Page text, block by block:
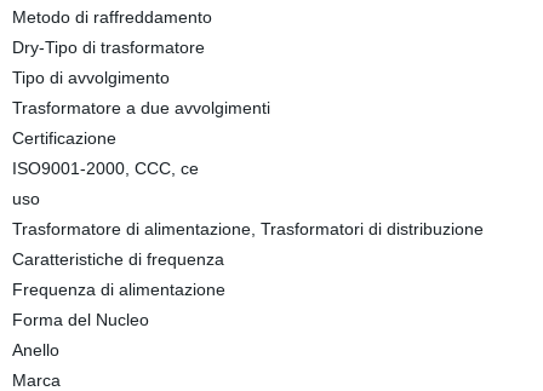
Metodo di raffreddamento
Dry-Tipo di trasformatore
Tipo di avvolgimento
Trasformatore a due avvolgimenti
Certificazione
ISO9001-2000, CCC, ce
uso
Trasformatore di alimentazione, Trasformatori di distribuzione
Caratteristiche di frequenza
Frequenza di alimentazione
Forma del Nucleo
Anello
Marca